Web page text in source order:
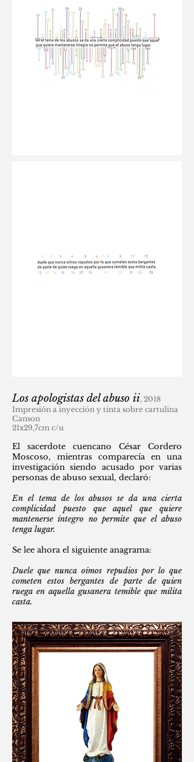
Los apologistas del abuso ii, 2018
Impresión a inyección y tinta sobre cartulina
Canson
21x29,7cm c/u
El sacerdote cuencano César Cordero
Moscoso, mientras comparecía en una
investigación siendo acusado por varias
personas de abuso sexual, declaró:
En el tema de los abusos se da una cierta
complicidad puesto que aquel que quiere
mantenerse íntegro no permite que el abuso
tenga lugar.
Se lee ahora el siguiente anagrama:
Duele que nunca oímos repudios por lo que
cometen estos bergantes de parte de quien
ruega en aquella gusanera temible que milita
casta.